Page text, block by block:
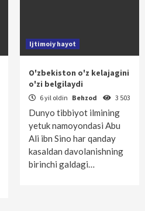
Ijtimoiy hayot
O'zbekiston o'z kelajagini
o'zi belgilaydi
6 yil oldin Behzod 3 503
Dunyo tibbiyot ilmining
yetuk namoyondasi Abu
Ali ibn Sino har qanday
kasaldan davolanishning
birinchi galdagi…